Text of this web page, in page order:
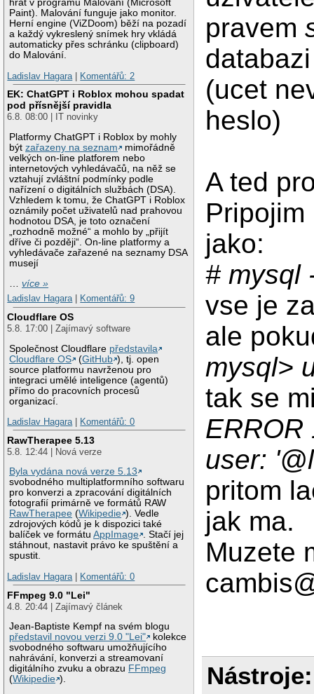
hrát v programu Malování (Microsoft
Paint). Malování funguje jako monitor.
Herní engine (ViZDoom) běží na pozadí
a každý vykreslený snímek hry vkládá
automaticky přes schránku (clipboard)
do Malování.
Ladislav Hagara
Komentářů: 2
EK: ChatGPT i Roblox mohou spadat
pod přísnější pravidla
6.8. 08:00 | IT novinky
Platformy ChatGPT i Roblox by mohly
býtzařazeny na seznam
mimořádně
velkých on-line platforem nebo
internetových vyhledávačů, na něž se
vztahují zvláštní podmínky podle
nařízení o digitálních službách (DSA).
Vzhledem k tomu, že ChatGPT i Roblox
oznámily počet uživatelů nad prahovou
hodnotou DSA, je toto označení
„rozhodně možné“ a mohlo by „přijít
dříve či později“. On-line platformy a
vyhledávače zařazené na seznamy DSA
musejí
…více »
Ladislav Hagara| Komentářů: 9
Cloudflare OS
5.8. 17:00 | Zajímavý software
Společnost Cloudflare představila
Cloudflare OS
(GitHub ), tj. open
source platformu navrženou pro
integraci umělé inteligence (agentů)
přímo do pracovních procesů
organizací.
Ladislav Hagara| Komentářů: 0
RawTherapee 5.13
5.8. 12:44 | Nová verze
Byla vydána nová verze 5.13
svobodného multiplatformního softwaru
pro konverzi a zpracování digitálních
fotografií primárně ve formátů RAW
RawTherapee (Wikipedie ). Vedle
zdrojových kódů je k dispozici také
balíček ve formátuAppImage . Stačí jej
stáhnout, nastavit právo ke spuštění a
spustit.
Ladislav Hagara| Komentářů: 0
FFmpeg 9.0 "Lei"
4.8. 20:44 | Zajímavý článek
Jean-Baptiste Kempf na svém blogu
představil novou verzi 9.0 "Lei"
kolekce
svobodného softwaru umožňujícího
nahrávání, konverzi a streamovaní
digitálního zvuku a obrazu FFmpeg
(Wikipedie ).
pravem
(ucet
heslo)
A ted
jako:
# mysql
vse je
ale
mysql>
tak se
ERROR
user:
pritom
jak ma.
Muzete
Nástroje: